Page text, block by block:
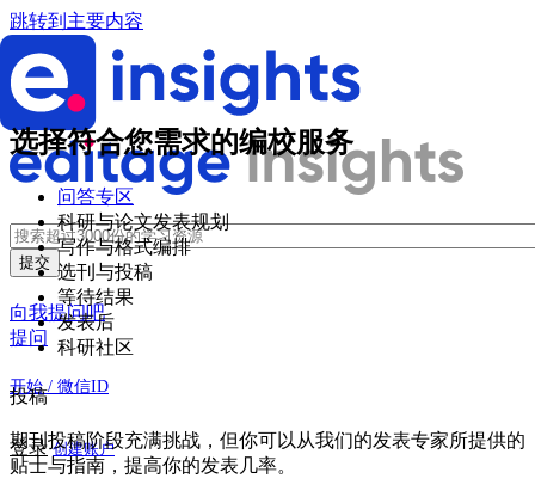
跳转到主要内容
向我提问吧
提问
开始 / 微信ID
登录 创建账户
选择符合您需求的编校服务
问答专区
科研与论文发表规划
写作与格式编排
选刊与投稿
等待结果
发表后
科研社区
投稿
期刊投稿阶段充满挑战，但你可以从我们的发表专家所提供的
贴士与指南，提高你的发表几率。